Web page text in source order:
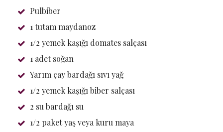
Pulbiber
1 tutam maydanoz
1/2 yemek kaşığı domates salçası
1 adet soğan
Yarım çay bardağı sıvı yağ
1/2 yemek kaşığı biber salçası
2 su bardağı su
1/2 paket yaş veya kuru maya